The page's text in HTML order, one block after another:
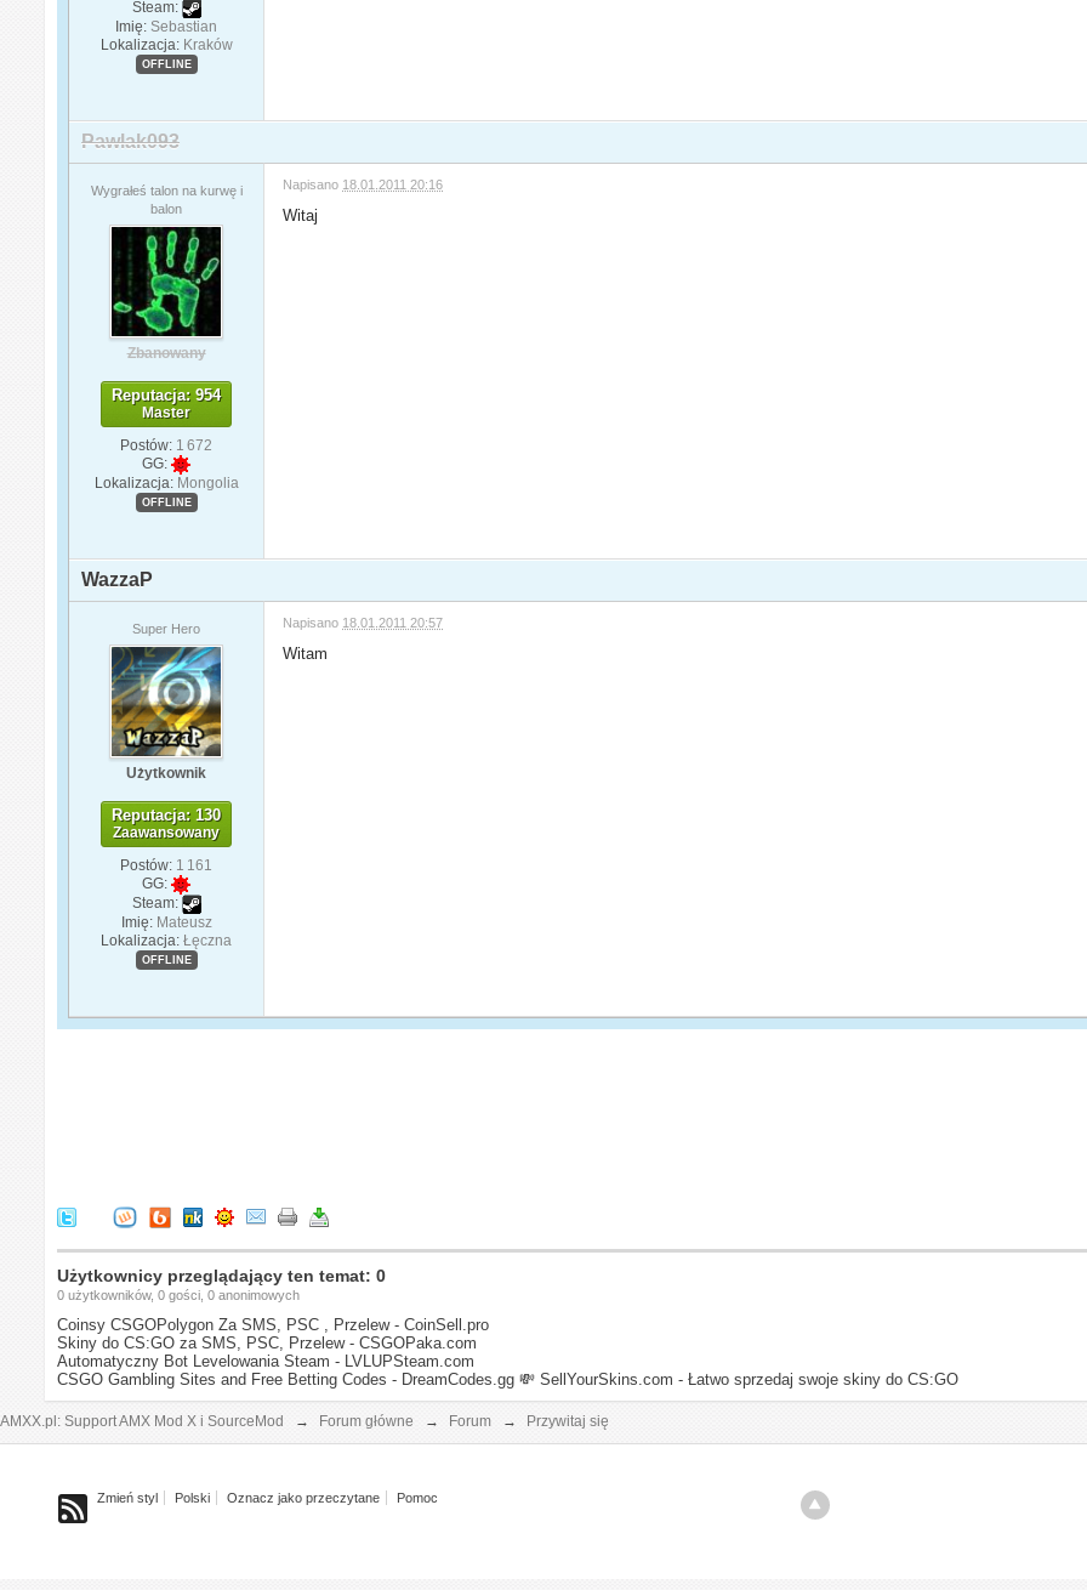
Steam:
Imię: Sebastian
Lokalizacja: Kraków
OFFLINE
Pawlak093
Wygrałeś talon na kurwę i
balon
Zbanowany
Reputacja: 954
Master
Postów: 1 672
GG:
Lokalizacja: Mongolia
OFFLINE
Napisano 18.01.2011 20:16
Witaj
WazzaP
Super Hero
Użytkownik
Reputacja: 130
Zaawansowany
Postów: 1 161
GG:
Steam:
Imię: Mateusz
Lokalizacja: Łęczna
OFFLINE
Napisano 18.01.2011 20:57
Witam
Użytkownicy przeglądający ten temat: 0
0 użytkowników, 0 gości, 0 anonimowych
Coinsy CSGOPolygon Za SMS, PSC , Przelew - CoinSell.pro
Skiny do CS:GO za SMS, PSC, Przelew - CSGOPaka.com
Automatyczny Bot Levelowania Steam - LVLUPSteam.com
CSGO Gambling Sites and Free Betting Codes - DreamCodes.gg 💸 SellYourSkins.com - Łatwo sprzedaj swoje skiny do CS:GO
AMXX.pl: Support AMX Mod X i SourceMod → Forum główne → Forum → Przywitaj się
Zmień styl Polski Oznacz jako przeczytane Pomoc